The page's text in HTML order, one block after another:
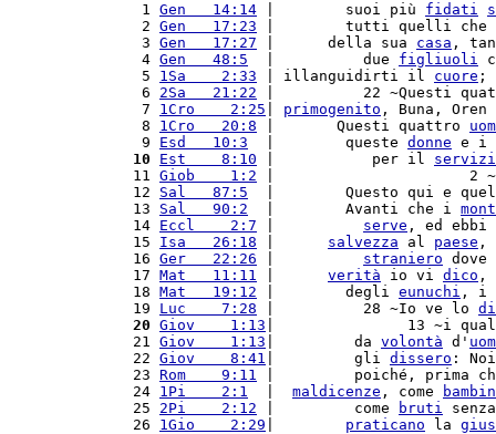
1 Gen   14:14 |        suoi più fidati
2 Gen   17:23 |        tutti quelli che
3 Gen   17:27 |      della sua casa ,
4 Gen   48:5
  |          due
figliuoli
5 1Sa    2:33 | illanguidirti il cuore ;
6 2Sa   21:22 |          22 ~Questi
7 1Cro    2:25 primogenito , Buna,
8 1Cro   20:8 |       Questi quattro
9 Esd   10:3
  |        queste
donne e i
10
Est    8:10 |           per il
11 Giob    1:2 |                      2
12 Sal   87:5
|        Questo qui e
13 Sal   90:2
  |        Avanti che i
14 Eccl    2:7 serve , ed
15 Isa   26:18 salvezza al paese ,
16 Ger   22:26 straniero
17 Mat   11:11 verità io vi dico ,
18 Mat   19:12 |        degli eunuchi , i
19 Luc    7:28 |          28 ~Io ve lo
20 Giov    1:13 |               13 ~i
21 Giov    1:13 |         da volontà d'
22 Giov    8:41 |         gli dissero :
23 Rom    9:11 |         poiché, prima
24 1Pi    2:1 maldicenze , come
25 2Pi    2:12 |         come bruti
26 1Gio    2:29 praticano la